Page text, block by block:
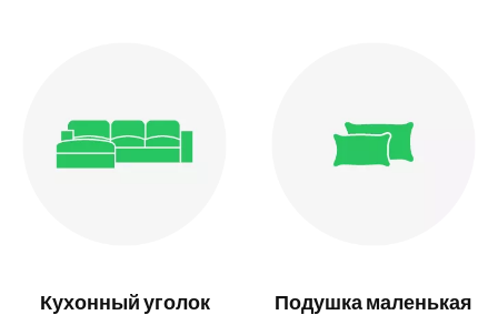
Кухонный уголок Подушка маленькая